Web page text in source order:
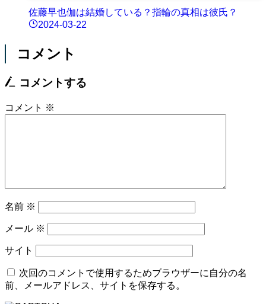
佐藤早也伽は結婚している？指輪の真相は彼氏？
2024-03-22
コメント
コメントする
コメント ※
名前 ※
メール ※
サイト
次回のコメントで使用するためブラウザーに自分の名
前、メールアドレス、サイトを保存する。